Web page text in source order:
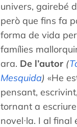
univers, gairebé
però que fins fa
forma de vida
famílies
ara. De l’autor (
Mesquida) «He
pensant,
tornant a
novel·la. I al final